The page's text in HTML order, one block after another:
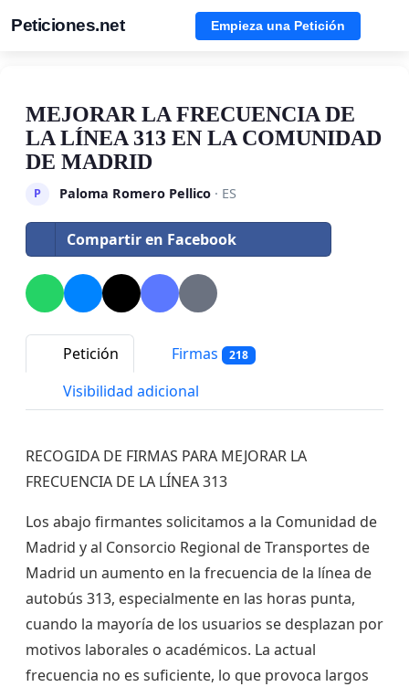
Peticiones.net Empieza una Petición
MEJORAR LA FRECUENCIA DE
LA LÍNEA 313 EN LA COMUNIDAD
DE MADRID
P Paloma Romero Pellico· ES
Compartir en Facebook
Petición Firmas 218
Visibilidad adicional
RECOGIDA DE FIRMAS PARA MEJORAR LA
FRECUENCIA DE LA LÍNEA 313
Los abajo firmantes solicitamos a la Comunidad de
Madrid y al Consorcio Regional de Transportes de
Madrid un aumento en la frecuencia de la línea de
autobús 313, especialmente en las horas punta,
cuando la mayoría de los usuarios se desplazan por
motivos laborales o académicos. La actual
frecuencia no es suficiente, lo que provoca largos